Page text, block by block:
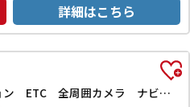
詳細はこちら
ハイウェイスター Vセレクション ETC 全周囲カメラ ナビ TV クリアランスソナー オートクルーズコントロール パークアシスト 衝突被害軽減システム 両側電動スライドドア オートライト LEDヘッドランプ スマートキー